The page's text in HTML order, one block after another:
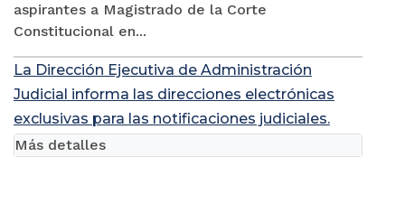
aspirantes a Magistrado de la Corte
Constitucional en...
La Dirección Ejecutiva de Administración
Judicial informa las direcciones electrónicas
exclusivas para las notificaciones judiciales.
Más detalles